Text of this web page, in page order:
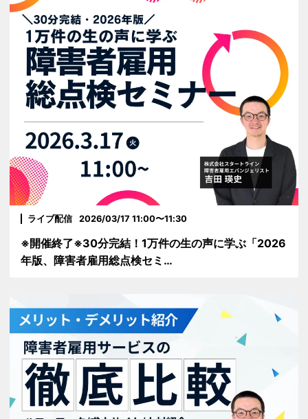
ライブ配信 2026/03/17 11:00〜11:30
※開催終了※30分完結！1万件の生の声に学ぶ「2026
年版、障害者雇用総点検セミ…